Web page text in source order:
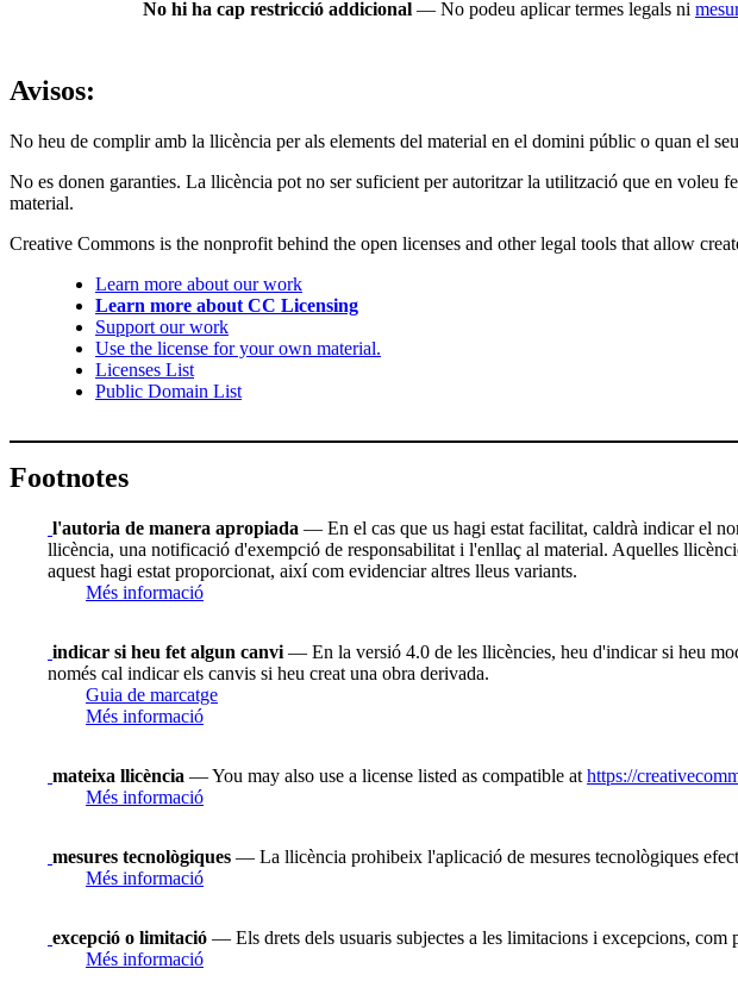
No hi ha cap restricció addicional — No podeu aplicar termes legals ni
Avisos:
No heu de complir amb la llicència per als elements del material en el domini públic o quan el
No es donen garanties. La llicència pot no ser suficient per autoritzar la utilització que en voleu
material.
Creative Commons is the nonprofit behind the open licenses and other legal tools that allow
Learn more about our work
Learn more about CC Licensing
Support our work
Use the license for your own material.
Licenses List
Public Domain List
Footnotes
l'autoria de manera apropiada — En el cas que us hagi estat facilitat, caldrà indicar el
llicència, una notificació d'exempció de responsabilitat i l'enllaç al material. Aquelles
aquest hagi estat proporcionat, així com evidenciar altres lleus variants.
Més informació
indicar si heu fet algun canvi — En la versió 4.0 de les llicències, heu d'indicar si heu
només cal indicar els canvis si heu creat una obra derivada.
Guia de marcatge
Més informació
mateixa llicència — You may also use a license listed as compatible at https://
Més informació
mesures tecnològiques — La llicència prohibeix l'aplicació de mesures tecnològiques
Més informació
excepció o limitació — Els drets dels usuaris subjectes a les limitacions i excepcions, com
Més informació